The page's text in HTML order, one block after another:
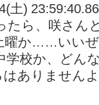
土)
たら、咲さん
曜か……いい
学校か、どん
はありません